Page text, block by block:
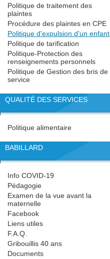
Politique de traitement des
plaintes
Procédure des plaintes en CPE
Politique d'expulsion d'un enfant
Politique de tarification
Politique-Protection des
renseignements personnels
Politique de Gestion des bris de
service
QUALITÉ DES SERVICES
Politique alimentaire
BABILLARD
Info COVID-19
Pédagogie
Examen de la vue avant la
maternelle
Facebook
Liens utiles
F.A.Q.
Gribouillis 40 ans
Documents